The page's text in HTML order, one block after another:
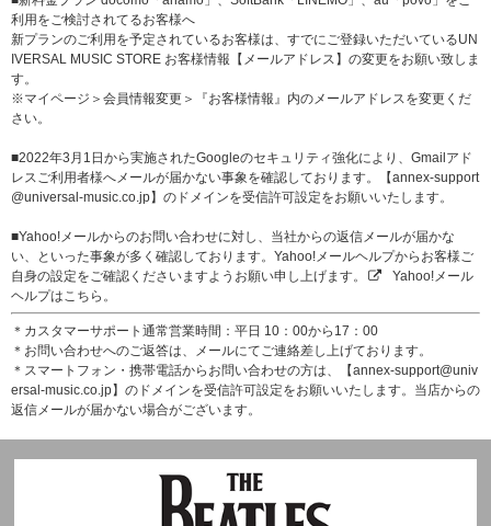
利用をご検討されてるお客様へ
新プランのご利用を予定されているお客様は、すでにご登録いただいているUN
IVERSAL MUSIC STORE お客様情報【メールアドレス】の変更をお願い致しま
す。
※マイページ＞会員情報変更＞『お客様情報』内のメールアドレスを変更くだ
さい。
■2022年3月1日から実施されたGoogleのセキュリティ強化により、Gmailアド
レスご利用者様へメールが届かない事象を確認しております。【annex-support
@universal-music.co.jp】のドメインを受信許可設定をお願いいたします。
■Yahoo!メールからのお問い合わせに対し、当社からの返信メールが届かな
い、といった事象が多く確認しております。Yahoo!メールヘルプからお客様ご
自身の設定をご確認くださいますようお願い申し上げます。
Yahoo!メール
ヘルプはこちら。
＊カスタマーサポート通常営業時間：平日 10：00から17：00
＊お問い合わせへのご返答は、メールにてご連絡差し上げております。
＊スマートフォン・携帯電話からお問い合わせの方は、【annex-support@univ
ersal-music.co.jp】のドメインを受信許可設定をお願いいたします。当店からの
返信メールが届かない場合がございます。